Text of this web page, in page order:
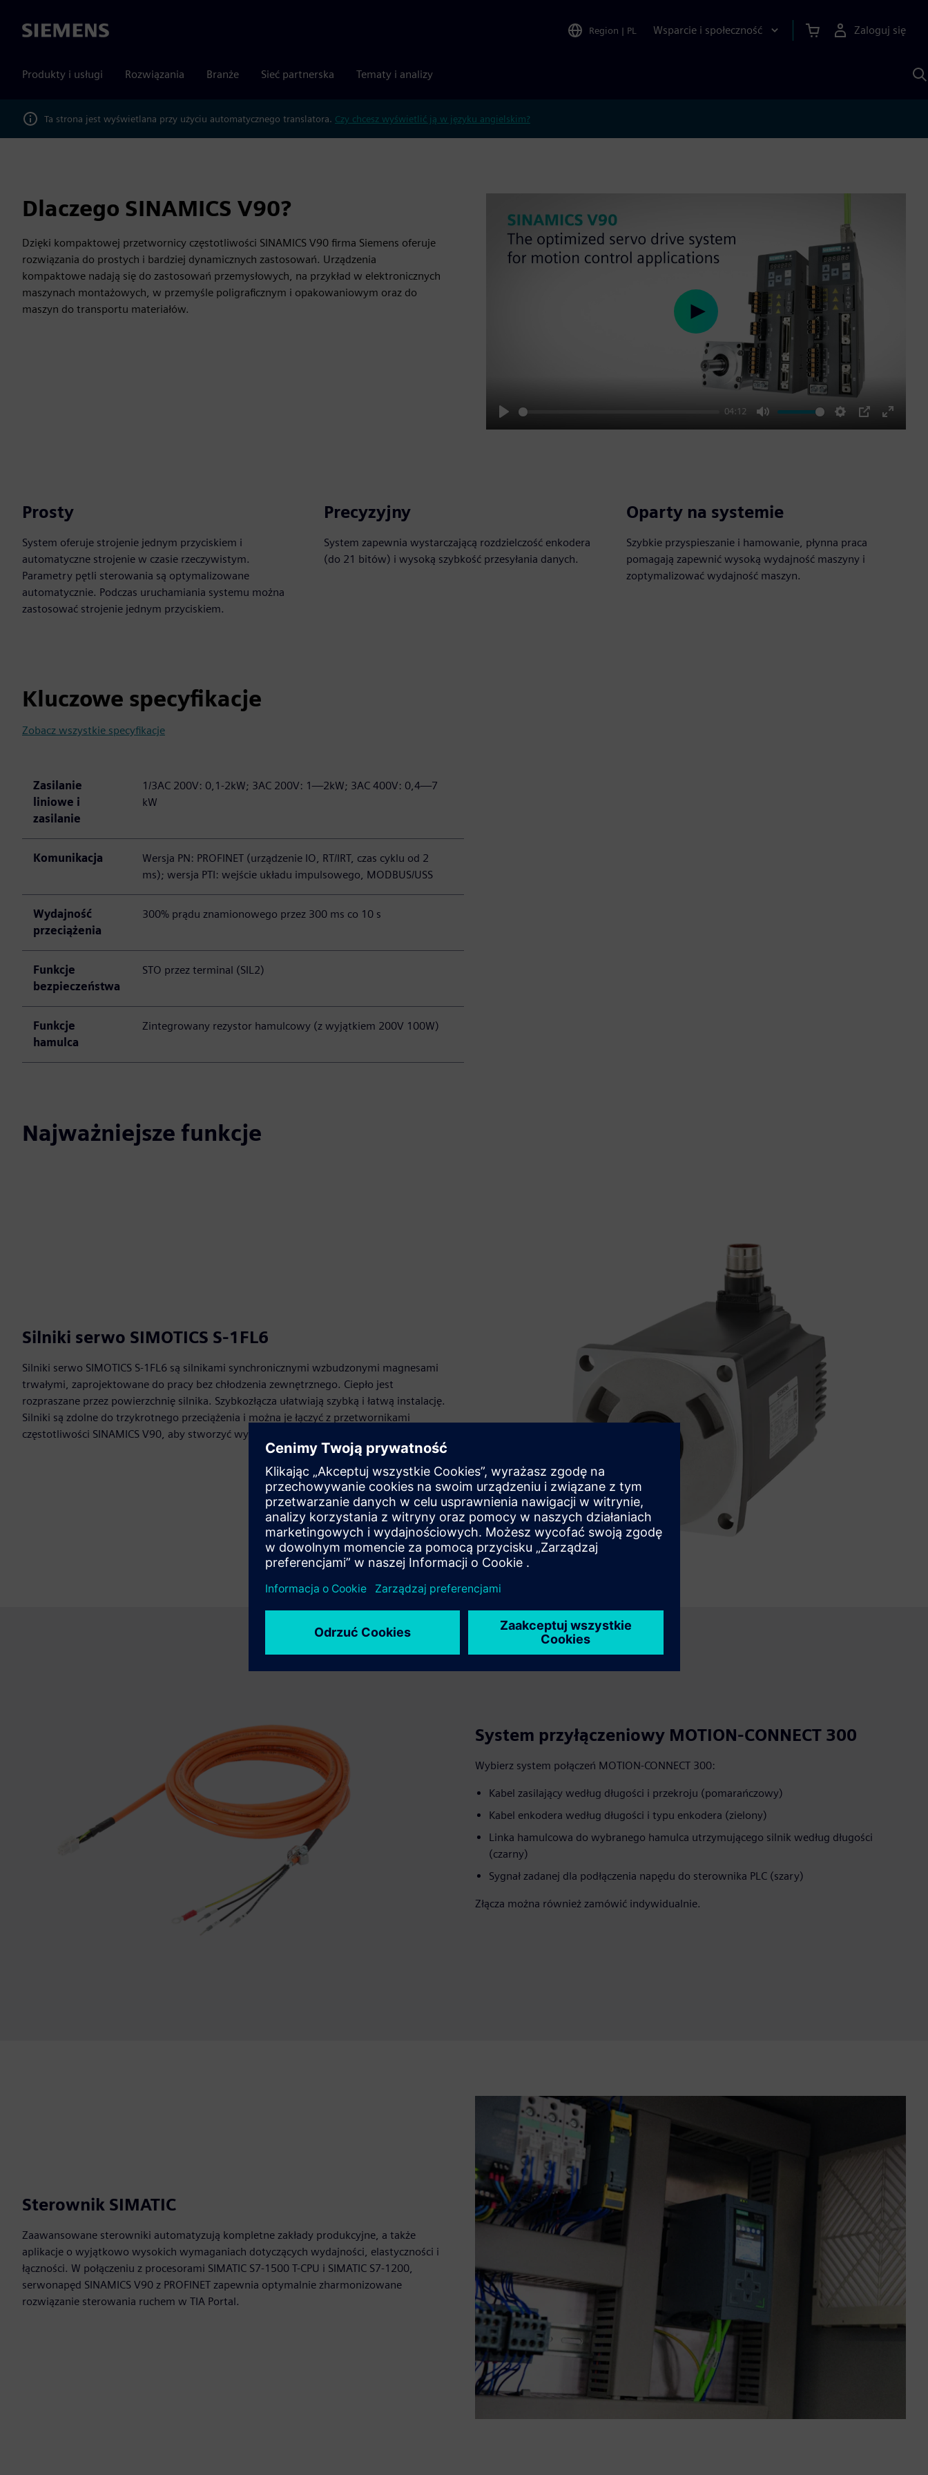
Siemens Region | PL Wsparcie i społeczność Zaloguj się
Produkty i usługi Rozwiązania Branże Sieć partnerska Tematy i analizy
Ta strona jest wyświetlana przy użyciu automatycznego translatora. Czy chcesz wyświetlić ją w języku angielskim?
Dlaczego SINAMICS V90?
Dzięki kompaktowej przetwornicy częstotliwości SINAMICS V90 firma Siemens oferuje
rozwiązania do prostych i bardziej dynamicznych zastosowań. Urządzenia
kompaktowe nadają się do zastosowań przemysłowych, na przykład w elektronicznych
maszynach montażowych, w przemyśle poligraficznym i opakowaniowym oraz do
maszyn do transportu materiałów.
Play
04:12
Mute Settings
PIP
Enter
Play
Prosty
System oferuje strojenie jednym przyciskiem i
automatyczne strojenie w czasie rzeczywistym.
Parametry pętli sterowania są optymalizowane
automatycznie. Podczas uruchamiania systemu można
zastosować strojenie jednym przyciskiem.
Precyzyjny
System zapewnia wystarczającą rozdzielczość enkodera
(do 21 bitów) i wysoką szybkość przesyłania danych.
Oparty na systemie
Szybkie przyspieszanie i hamowanie, płynna praca
pomagają zapewnić wysoką wydajność maszyny i
zoptymalizować wydajność maszyn.
Kluczowe specyfikacje
Zobacz wszystkie specyfikacje
Zasilanie
liniowe i
zasilanie
1/3AC 200V: 0,1-2kW; 3AC 200V: 1—2kW; 3AC 400V: 0,4—7
kW
Komunikacja
Wersja PN: PROFINET (urządzenie IO, RT/IRT, czas cyklu od 2
ms); wersja PTI: wejście układu impulsowego, MODBUS/USS
Wydajność
przeciążenia
300% prądu znamionowego przez 300 ms co 10 s
Funkcje
bezpieczeństwa
STO przez terminal (SIL2)
Funkcje
hamulca
Zintegrowany rezystor hamulcowy (z wyjątkiem 200V 100W)
Najważniejsze funkcje
Silniki serwo SIMOTICS S-1FL6
Silniki serwo SIMOTICS S-1FL6 są silnikami synchronicznymi wzbudzonymi magnesami
trwałymi, zaprojektowane do pracy bez chłodzenia zewnętrznego. Ciepło jest
rozpraszane przez powierzchnię silnika. Szybkozłącza ułatwiają szybką i łatwą instalację.
Silniki są zdolne do trzykrotnego przeciążenia i można je łączyć z przetwornikami
częstotliwości SINAMICS V90, aby stworzyć wydajny system serwo.
System przyłączeniowy MOTION-CONNECT 300
Wybierz system połączeń MOTION-CONNECT 300:
Kabel zasilający według długości i przekroju (pomarańczowy)
Kabel enkodera według długości i typu enkodera (zielony)
Linka hamulcowa do wybranego hamulca utrzymującego silnik według długości
(czarny)
Sygnał zadanej dla podłączenia napędu do sterownika PLC (szary)
Złącza można również zamówić indywidualnie.
Sterownik SIMATIC
Zaawansowane sterowniki automatyzują kompletne zakłady produkcyjne, a także
aplikacje o wyjątkowo wysokich wymaganiach dotyczących wydajności, elastyczności i
łączności. W połączeniu z procesorami SIMATIC S7-1500 T-CPU i SIMATIC S7-1200,
serwonapęd SINAMICS V90 z PROFINET zapewnia optymalnie zharmonizowane
rozwiązanie sterowania ruchem w TIA Portal.